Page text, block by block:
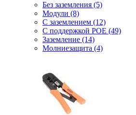
Без заземления (5)
Модули (8)
С заземлением (12)
С поддержкой POE (49)
Заземление (14)
Молниезащита (4)